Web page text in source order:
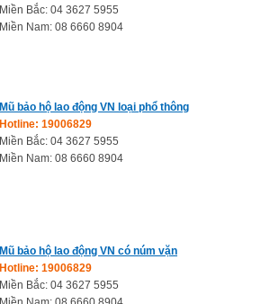
Miền Bắc: 04 3627 5955
Miền Nam: 08 6660 8904
Mũ bảo hộ lao động VN loại phổ thông
Hotline: 19006829
Miền Bắc: 04 3627 5955
Miền Nam: 08 6660 8904
Mũ bảo hộ lao động VN có núm vặn
Hotline: 19006829
Miền Bắc: 04 3627 5955